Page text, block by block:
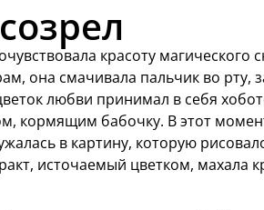
красоту магического
она смачивала пальчик во рту,
любви принимал в себя
кормящим бабочку. В этот
в картину, которую
источаемый цветком, махала